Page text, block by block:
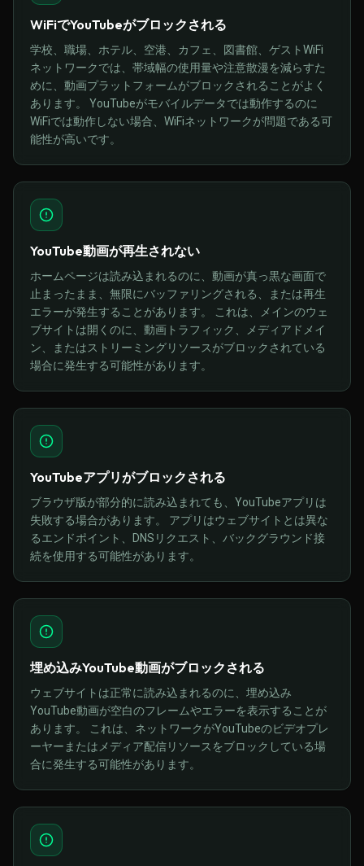
WiFiでYouTubeがブロックされる
学校、職場、ホテル、空港、カフェ、図書館、ゲストWiFi
ネットワークでは、帯域幅の使用量や注意散漫を減らすた
めに、動画プラットフォームがブロックされることがよく
あります。 YouTubeがモバイルデータでは動作するのに
WiFiでは動作しない場合、WiFiネットワークが問題である可
能性が高いです。
YouTube動画が再生されない
ホームページは読み込まれるのに、動画が真っ黒な画面で
止まったまま、無限にバッファリングされる、または再生
エラーが発生することがあります。 これは、メインのウェ
ブサイトは開くのに、動画トラフィック、メディアドメイ
ン、またはストリーミングリソースがブロックされている
場合に発生する可能性があります。
YouTubeアプリがブロックされる
ブラウザ版が部分的に読み込まれても、YouTubeアプリは
失敗する場合があります。 アプリはウェブサイトとは異な
るエンドポイント、DNSリクエスト、バックグラウンド接
続を使用する可能性があります。
埋め込みYouTube動画がブロックされる
ウェブサイトは正常に読み込まれるのに、埋め込み
YouTube動画が空白のフレームやエラーを表示することが
あります。 これは、ネットワークがYouTubeのビデオプレ
ーヤーまたはメディア配信リソースをブロックしている場
合に発生する可能性があります。